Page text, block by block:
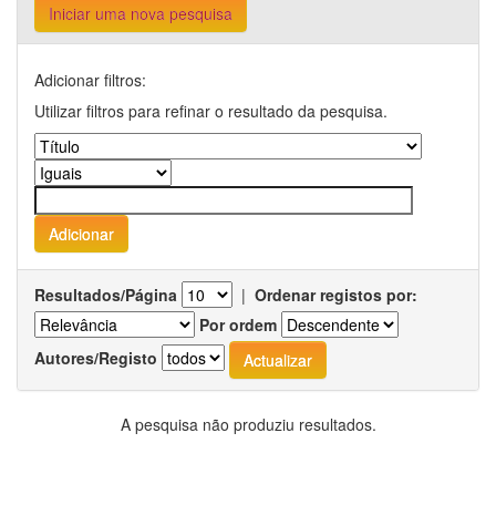
Iniciar uma nova pesquisa
Adicionar filtros:
Utilizar filtros para refinar o resultado da pesquisa.
Resultados/Página | Ordenar registos por:
Por ordem
Autores/Registo
A pesquisa não produziu resultados.